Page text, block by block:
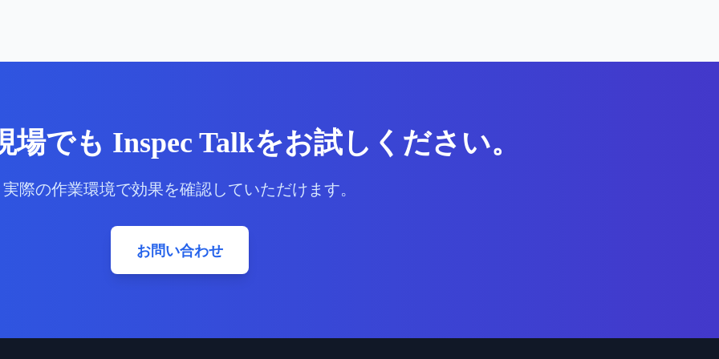
でも Inspec Talkをお試しください。
実際の作業環境で効果を確認していただけます。
お問い合わせ